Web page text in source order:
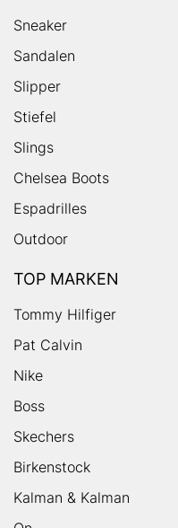
Sneaker
Sandalen
Slipper
Stiefel
Slings
Chelsea Boots
Espadrilles
Outdoor
TOP MARKEN
Tommy Hilfiger
Pat Calvin
Nike
Boss
Skechers
Birkenstock
Kalman & Kalman